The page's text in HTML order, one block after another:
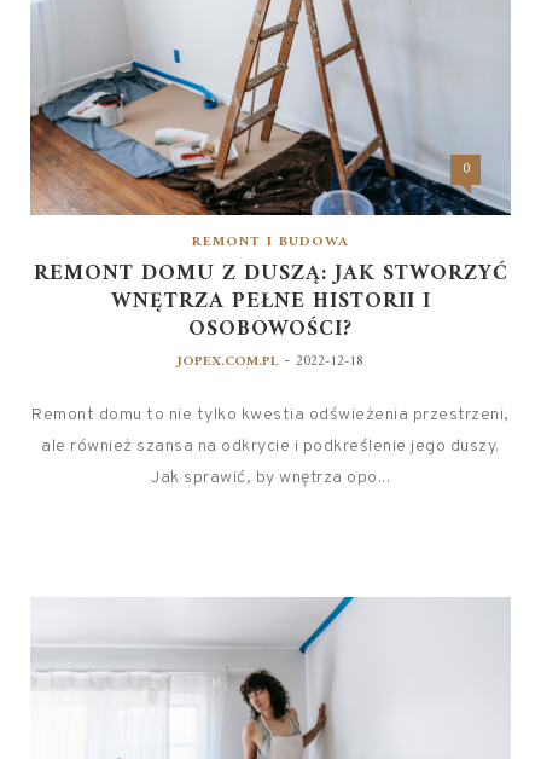
0
REMONT I BUDOWA
REMONT DOMU Z DUSZĄ: JAK STWORZYĆ
WNĘTRZA PEŁNE HISTORII I
OSOBOWOŚCI?
JOPEX.COM.PL - 2022-12-18
Remont domu to nie tylko kwestia odświeżenia przestrzeni,
ale również szansa na odkrycie i podkreślenie jego duszy.
Jak sprawić, by wnętrza opo...